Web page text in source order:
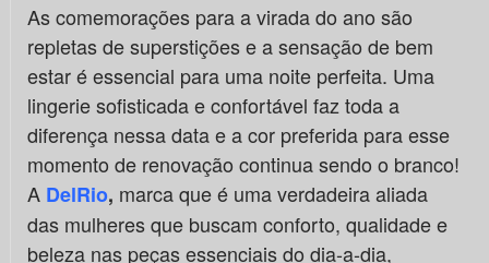
As comemorações para a virada do ano são
repletas de superstições e a sensação de bem
estar é essencial para uma noite perfeita. Uma
lingerie sofisticada e confortável faz toda a
diferença nessa data e a cor preferida para esse
momento de renovação continua sendo o branco!
A DelRio, marca que é uma verdadeira aliada
das mulheres que buscam conforto, qualidade e
beleza nas peças essenciais do dia-a-dia,